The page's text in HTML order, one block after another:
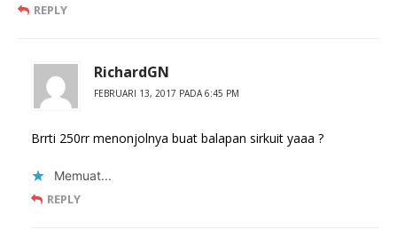
REPLY
RichardGN
FEBRUARI 13, 2017 PADA 6:45 PM
Brrti 250rr menonjolnya buat balapan sirkuit yaaa ?
Memuat...
REPLY